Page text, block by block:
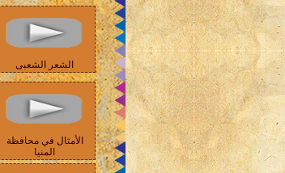
الشعر الشعبى
الأمثال في محافظة
المنيا